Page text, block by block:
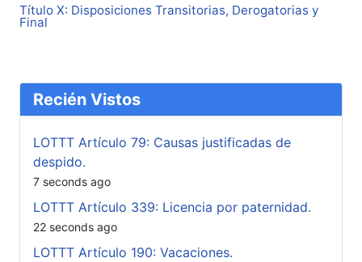
Título X: Disposiciones Transitorias, Derogatorias y
Final
Recién Vistos
LOTTT Artículo 79: Causas justificadas de
despido.
7 seconds ago
LOTTT Artículo 339: Licencia por paternidad.
22 seconds ago
LOTTT Artículo 190: Vacaciones.